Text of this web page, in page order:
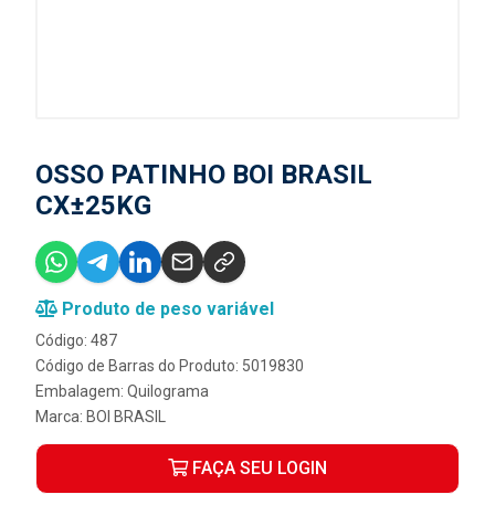
OSSO PATINHO BOI BRASIL
CX±25KG
Produto de peso variável
Código: 487
Código de Barras do Produto: 5019830
Embalagem: Quilograma
Marca: BOI BRASIL
FAÇA SEU LOGIN